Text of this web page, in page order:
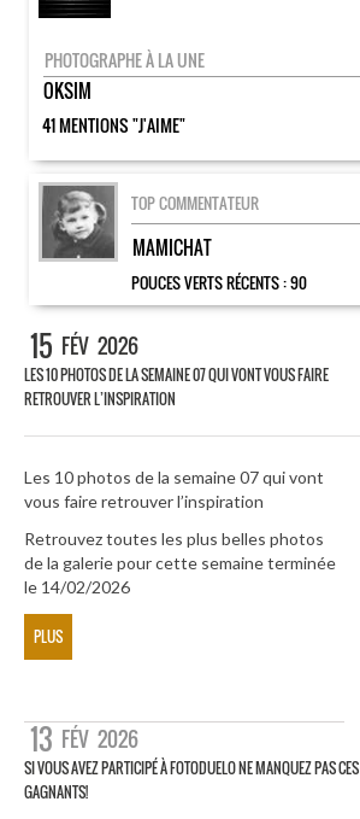
PHOTOGRAPHE À LA UNE
OKSIM
41 MENTIONS "J'AIME"
TOP COMMENTATEUR
MAMICHAT
POUCES VERTS RÉCENTS :90
15 FÉV 2026
LES 10 PHOTOS DE LA SEMAINE 07 QUI VONT VOUS FAIRE
RETROUVER L’INSPIRATION
Les 10 photos de la semaine 07 qui vont
vous faire retrouver l’inspiration
Retrouvez toutes les plus belles photos
de la galerie pour cette semaine terminée
le 14/02/2026
PLUS
13 FÉV 2026
SI VOUS AVEZ PARTICIPÉ À FOTODUELO NE MANQUEZ PAS CES
GAGNANTS!